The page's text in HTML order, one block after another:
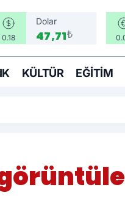
0.18
Dolar
47,71₺
KÜLTÜR EĞITIM